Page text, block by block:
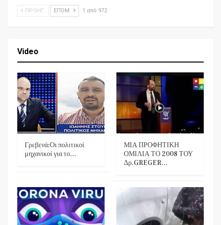
ΠΡΟΗΓ. ΕΠΌΜ. 1 από 972
Video
Γρεβενά:Οι πολιτικοί
μηχανικοί για το…
ΜΙΑ ΠΡΟΦΗΤΙΚΗ
ΟΜΙΛΙΑ ΤΟ 2008 ΤΟΥ
Δρ.GREGER…